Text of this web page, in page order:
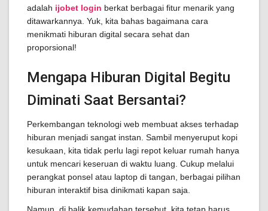
adalah ijobet login berkat berbagai fitur menarik yang
ditawarkannya. Yuk, kita bahas bagaimana cara
menikmati hiburan digital secara sehat dan
proporsional!
Mengapa Hiburan Digital Begitu
Diminati Saat Bersantai?
Perkembangan teknologi web membuat akses terhadap
hiburan menjadi sangat instan. Sambil menyeruput kopi
kesukaan, kita tidak perlu lagi repot keluar rumah hanya
untuk mencari keseruan di waktu luang. Cukup melalui
perangkat ponsel atau laptop di tangan, berbagai pilihan
hiburan interaktif bisa dinikmati kapan saja.